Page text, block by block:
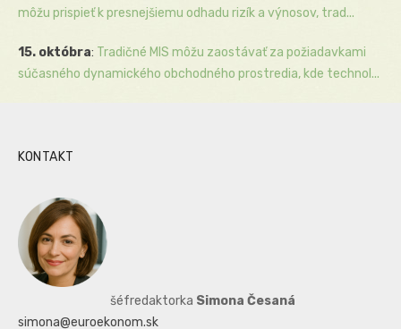
môžu prispieť k presnejšiemu odhadu rizík a výnosov, trad...
15. októbra: Tradičné MIS môžu zaostávať za požiadavkami
súčasného dynamického obchodného prostredia, kde technol...
KONTAKT
šéfredaktorka Simona Česaná
simona@euroekonom.sk